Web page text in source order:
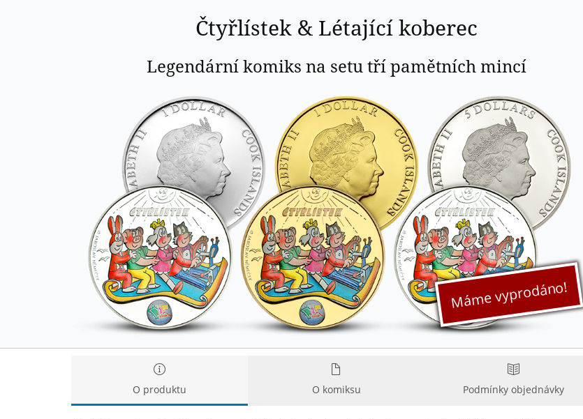
Čtyřlístek & Létající koberec
Legendární komiks na setu tří pamětních mincí
Máme vyprodáno!
O produktu O komiksu Podmínky objednávky